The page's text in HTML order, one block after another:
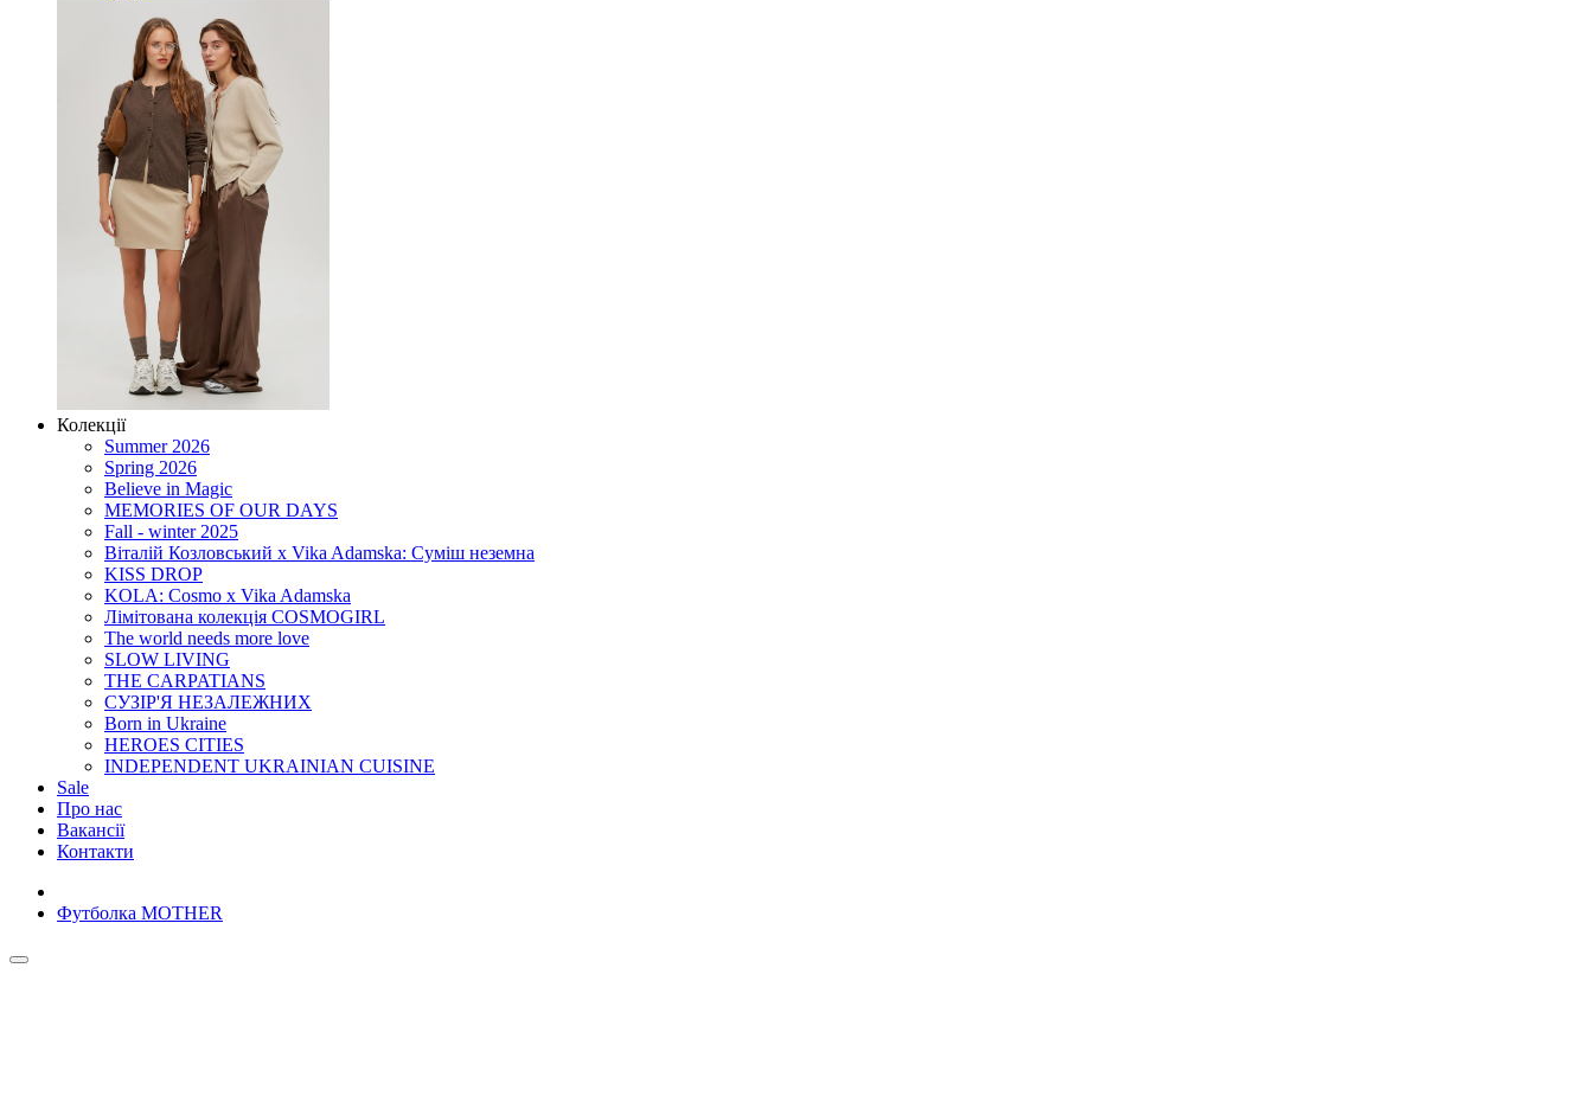
Колекції
Summer 2026
Spring 2026
Believe in Magic
MEMORIES OF OUR DAYS
Fall - winter 2025
Віталій Козловський x Vika Adamska: Суміш неземна
KISS DROP
KOLA: Cosmo x Vika Adamska
Лімітована колекція COSMOGIRL
The world needs more love
SLOW LIVING
THE CARPATIANS
СУЗІР'Я НЕЗАЛЕЖНИХ
Born in Ukraine
HEROES CITIES
INDEPENDENT UKRAINIAN CUISINE
Sale
Про нас
Вакансії
Контакти
Футболка MOTHER